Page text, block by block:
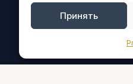
Принять
Конференции и форумы
Бизнес-клубы и ассоциации